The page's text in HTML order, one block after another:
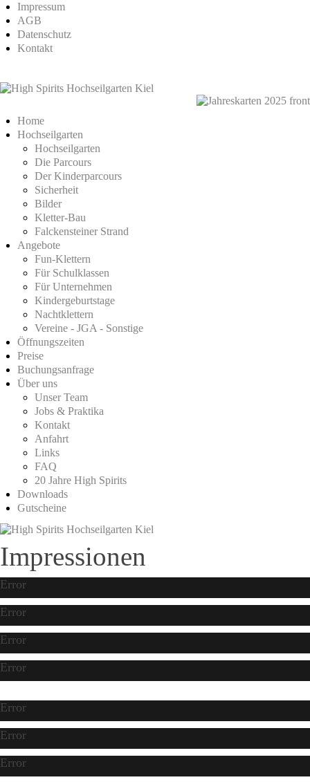
Impressum
AGB
Datenschutz
Kontakt
Home
Hochseilgarten
Hochseilgarten
Die Parcours
Der Kinderparcours
Sicherheit
Bilder
Kletter-Bau
Falckensteiner Strand
Angebote
Fun-Klettern
Für Schulklassen
Für Unternehmen
Kindergeburtstage
Nachtklettern
Vereine - JGA - Sonstige
Öffnungszeiten
Preise
Buchungsanfrage
Über uns
Unser Team
Jobs & Praktika
Kontakt
Anfahrt
Links
FAQ
20 Jahre High Spirits
Downloads
Gutscheine
Impressionen
Error
Error
Error
Error
Error
Error
Error